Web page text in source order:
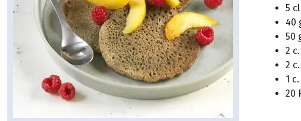
5
40
50
2
2
1
20